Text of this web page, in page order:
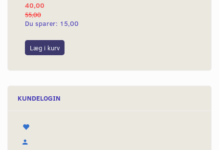
40,00
55,00
Du sparer: 15,00
Læg i kurv
KUNDELOGIN